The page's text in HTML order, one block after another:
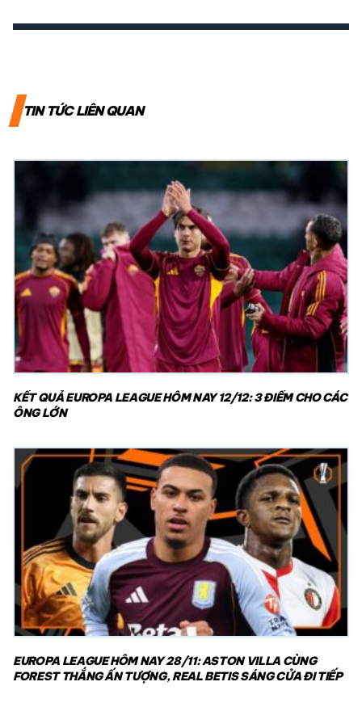
TIN TỨC LIÊN QUAN
KẾT QUẢ EUROPA LEAGUE HÔM NAY 12/12: 3 ĐIỂM CHO CÁC
ÔNG LỚN
EUROPA LEAGUE HÔM NAY 28/11: ASTON VILLA CÙNG
FOREST THẮNG ẤN TƯỢNG, REAL BETIS SÁNG CỬA ĐI TIẾP